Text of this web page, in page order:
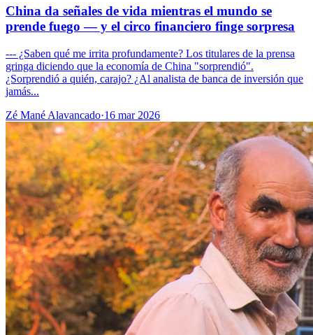
China da señales de vida mientras el mundo se
prende fuego — y el circo financiero finge sorpresa
--- ¿Saben qué me irrita profundamente? Los titulares de la prensa
gringa diciendo que la economía de China "sorprendió".
¿Sorprendió a quién, carajo? ¿Al analista de banca de inversión que
jamás...
Zé Mané Alavancado·16 mar 2026